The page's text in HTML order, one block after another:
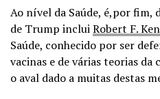
Ao nível da Saúde, é,por fim,
de Trump incluiRobert F.
Saúde, conhecido por ser
vacinas e de várias teorias
o aval dado a muitas destas